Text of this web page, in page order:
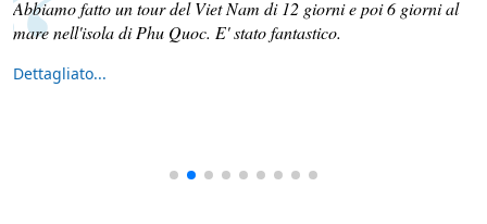
Abbiamo fatto un tour del Viet Nam di 12 giorni e poi 6 giorni al
mare nell'isola di Phu Quoc. E' stato fantastico.
Dettagliato...